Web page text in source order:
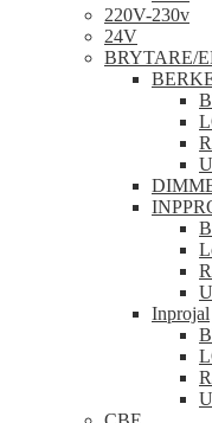
220V-230v
24V
BRYTARE/
Inprojal